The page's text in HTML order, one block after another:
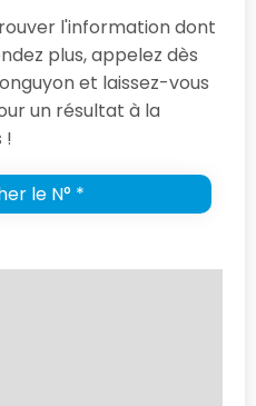
l'information dont
plus, appelez dès
et laissez-vous
un résultat à la
!
le N° *